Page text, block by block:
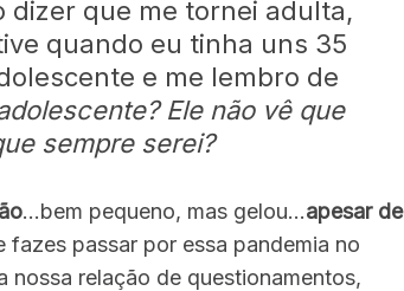
dizer que me tornei adulta,
quando eu tinha uns 35
e me lembro de
Ele não vê que
sempre serei?
…bem pequeno, mas gelou…apesar de
fazes passar por essa pandemia no
nossa relação de questionamentos,